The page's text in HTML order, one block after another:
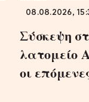
08.08.2026,
Σύσκεψη
λατομείο
οι